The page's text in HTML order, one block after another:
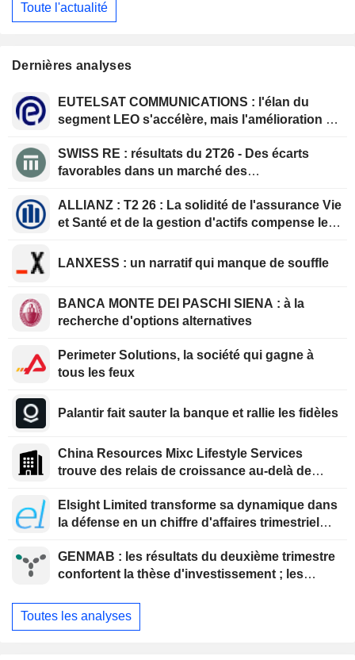
Toute l'actualité
Dernières analyses
EUTELSAT COMMUNICATIONS : l'élan du
segment LEO s'accélère, mais l'amélioration de
SWISS RE : résultats du 2T26 - Des écarts
favorables dans un marché des
ALLIANZ : T2 26 : La solidité de l'assurance Vie
et Santé et de la gestion d'actifs compense le
LANXESS : un narratif qui manque de souffle
BANCA MONTE DEI PASCHI SIENA : à la
recherche d'options alternatives
Perimeter Solutions, la société qui gagne à
tous les feux
Palantir fait sauter la banque et rallie les fidèles
China Resources Mixc Lifestyle Services
trouve des relais de croissance au-delà de
Elsight Limited transforme sa dynamique dans
la défense en un chiffre d'affaires trimestriel
GENMAB : les résultats du deuxième trimestre
confortent la thèse d'investissement ; les
Toutes les analyses